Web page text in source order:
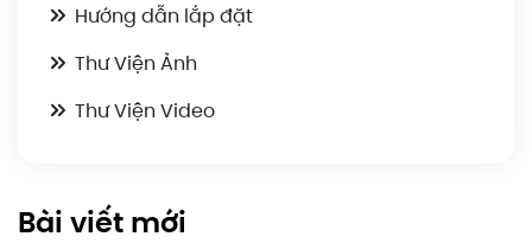
Hướng dẫn lắp đặt
Thư Viện Ảnh
Thư Viện Video
Bài viết mới